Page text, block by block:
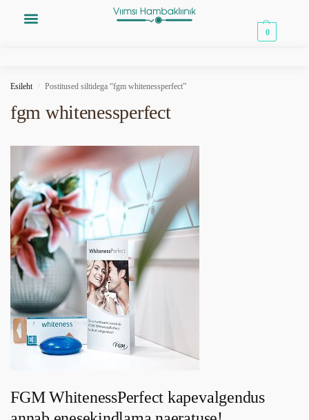
0
Esileht / Postitused siltidega “fgm whitenessperfect”
fgm whitenessperfect
FGM WhitenessPerfect kapevalgendus